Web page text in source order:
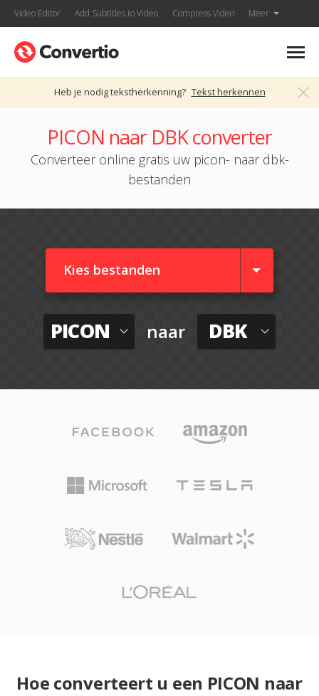
Video Editor Add Subtitles to Video Compress Video Meer
Heb je nodig tekstherkenning? Tekst herkennen
PICON naar DBK converter
Converteer online gratis uw picon- naar dbk-
bestanden
Kies bestanden
PICON naar DBK
Hoe converteert u een PICON naar